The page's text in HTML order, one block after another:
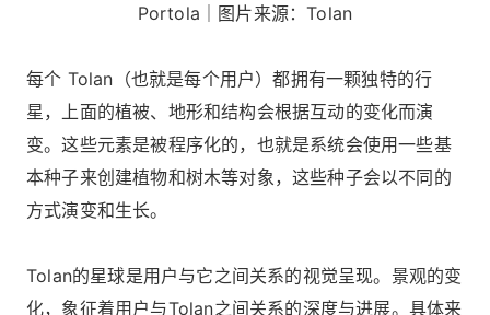
Portola｜图片来源：Tolan
每个 Tolan（也就是每个用户）都拥有一颗独特的行
星，上面的植被、地形和结构会根据互动的变化而演
变。这些元素是被程序化的，也就是系统会使用一些基
本种子来创建植物和树木等对象，这些种子会以不同的
方式演变和生长。
Tolan的星球是用户与它之间关系的视觉呈现。景观的变
化，象征着用户与Tolan之间关系的深度与进展。具体来